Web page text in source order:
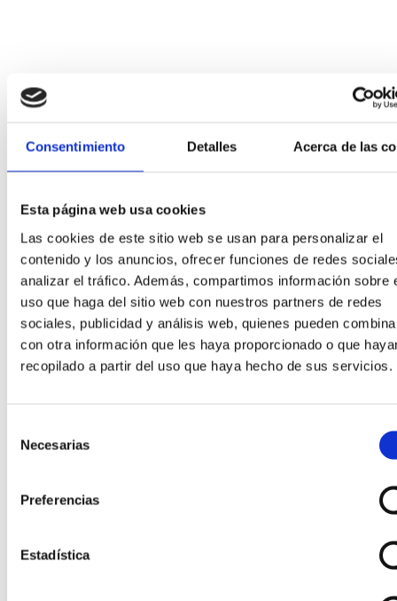
Consentimiento Detalles Acerca de las
Esta página web usa cookies
Las cookies de este sitio web se usan para personalizar el
contenido y los anuncios, ofrecer funciones de redes
analizar el tráfico. Además, compartimos información sobre
uso que haga del sitio web con nuestros partners de redes
sociales, publicidad y análisis web, quienes pueden
con otra información que les haya proporcionado o que
recopilado a partir del uso que haya hecho de sus servicios.
Necesarias
Preferencias
Estadística
Añadir al carrito
Añadir a la lista de deseos
FRONTAL QLOCKTWO CLASSIC (BASE
320,00€